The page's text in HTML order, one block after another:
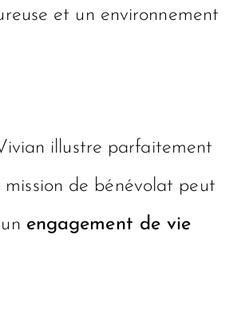
et un environnement
illustre parfaitement
mission de bénévolat peut
engagement de vie